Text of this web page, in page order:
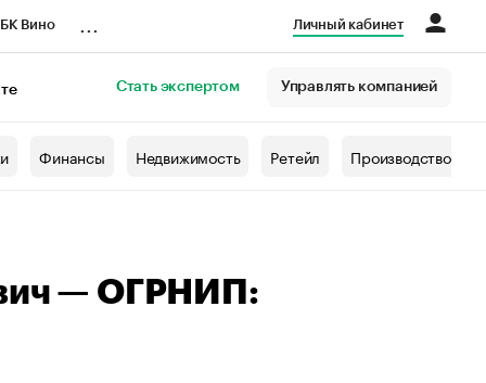
Вино Личный кабинет
Стать экспертом Управлять компанией
Финансы Недвижимость Ретейл Производство
— ОГРНИП: